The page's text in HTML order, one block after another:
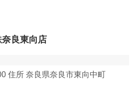
良東向店
住所 奈良県奈良市東向中町